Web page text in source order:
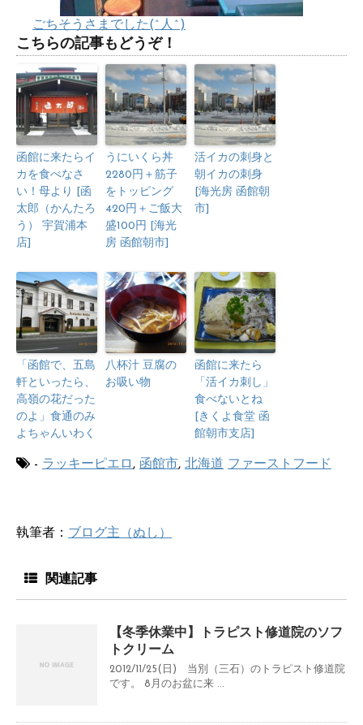
ごちそうさまでした(^人^)
こちらの記事もどうぞ！
函館に来たらイ
カを食べなさ
い！母より [函
太郎（かんたろ
う） 宇賀浦本
店]
うにいくら丼
2280円＋筋子
をトッピング
420円＋ご飯大
盛100円 [海光
房 函館朝市]
活イカの刺身と
朝イカの刺身
[海光房 函館朝
市]
「函館で、五島
軒といったら、
高嶺の花だった
のよ」食通のみ
よちゃんいわく
八杯汁 豆腐の
お吸い物
函館に来たら
「活イカ刺し」
食べないとね
[きくよ食堂 函
館朝市支店]
- ラッキーピエロ , 函館市, 北海道 ファーストフード
執筆者： ブログ主（ぬし）
関連記事
【冬季休業中】トラピスト修道院のソフ
トクリーム
2012/11/25(日) 当別（三石）のトラピスト修道院
です。 8月のお盆に来 ...